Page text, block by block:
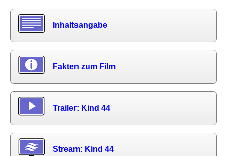
Inhaltsangabe
Fakten zum Film
Trailer: Kind 44
Stream: Kind 44